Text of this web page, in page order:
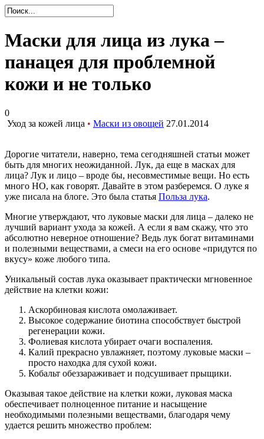
Маски для лица из лука –
панацея для проблемной
кожи и не только
0
Уход за кожей лица • Маски из овощей 27.01.2014
Дорогие читатели, наверно, тема сегодняшней статьи может
быть для многих неожиданной. Лук, да еще в масках для
лица? Лук и лицо – вроде бы, несовместимые вещи. Но есть
много НО, как говорят. Давайте в этом разберемся. О луке я
уже писала на блоге. Это была статья Польза лука.
Многие утверждают, что луковые маски для лица – далеко не
лучший вариант ухода за кожей. А если я вам скажу, что это
абсолютно неверное отношение? Ведь лук богат витаминами
и полезными веществами, а смеси на его основе «придутся по
вкусу» коже любого типа.
Уникальный состав лука оказывает практически мгновенное
действие на клетки кожи:
Аскорбиновая кислота омолаживает.
Высокое содержание биотина способствует быстрой
регенерации кожи.
Фолиевая кислота убирает очаги воспаления.
Калий прекрасно увлажняет, поэтому луковые маски –
просто находка для сухой кожи.
Кобальт обеззараживает и подсушивает прыщики.
Оказывая такое действие на клетки кожи, луковая маска
обеспечивает полноценное питание и насыщение
необходимыми полезными веществами, благодаря чему
удается решить множество проблем: